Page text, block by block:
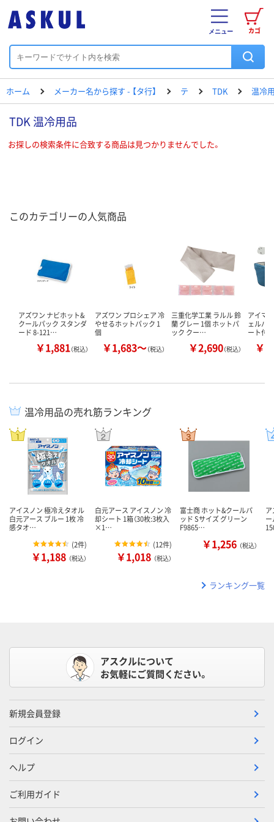
カゴ
メニュー
ホーム メーカー名から探す - 【タ行】 テ TDK 温冷
TDK 温冷用品
お探しの検索条件に合致する商品は見つかりませんでした。
このカテゴリーの人気商品
アズワン ナビホット&
クールパック スタンダ
ード 8-121…
￥1,881（税込）
アズワン プロシェア 冷
やせるホットパック 1
個
￥1,683～（税込）
三重化学工業 ラルル 鈴
蘭 グレー 1個 ホットパ
ック クー…
￥2,690（税込）
アイマ
ェルパ
ート付
￥
温冷用品の売れ筋ランキング
アイスノン 極冷えタオル
白元アース ブルー 1枚 冷
感タオ…
(2件)
￥1,188 （税込）
白元アース アイスノン 冷
却シート 1箱（30枚:3枚入
×1…
(12件)
￥1,018 （税込）
富士商 ホット&クールパ
ッド Sサイズ グリーン
F9865…
￥1,256 （税込）
ランキング一覧
アスクルについて
お気軽にご質問ください。
新規会員登録
ログイン
ヘルプ
ご利用ガイド